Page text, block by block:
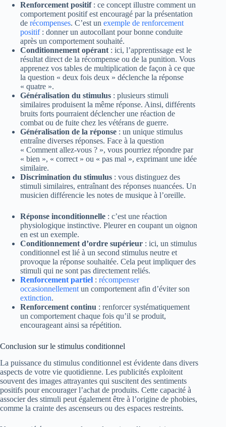
Renforcement positif: ce concept illustre comment un
comportement positif est encouragé par la présentation
de récompenses. C’est un exemple de renforcement
positif: donner un autocollant pour bonne conduite
après un comportement souhaité.
Conditionnement opérant : ici, l’apprentissage est le
résultat direct de la récompense ou de la punition. Vous
apprenez vos tables de multiplication de façon à ce que
la question « deux fois deux » déclenche la réponse
« quatre ».
Généralisation du stimulus : plusieurs stimuli
similaires produisent la même réponse. Ainsi, différents
bruits forts pourraient déclencher une réaction de
combat ou de fuite chez les vétérans de guerre.
Généralisation de la réponse : un unique stimulus
entraîne diverses réponses. Face à la question
« Comment allez-vous ? », vous pourriez répondre par
« bien », « correct » ou « pas mal », exprimant une idée
similaire.
Discrimination du stimulus : vous distinguez des
stimuli similaires, entraînant des réponses nuancées. Un
musicien différencie les notes de musique à l’oreille.
Réponse inconditionnelle : c’est une réaction
physiologique instinctive. Pleurer en coupant un oignon
en est un exemple.
Conditionnement d’ordre supérieur : ici, un stimulus
conditionnel est lié à un second stimulus neutre et
provoque la réponse souhaitée. Cela peut impliquer des
stimuli qui ne sont pas directement reliés.
Renforcement partiel : récompenser
occasionnellement un comportement afin d’éviter son
extinction.
Renforcement continu : renforcer systématiquement
un comportement chaque fois qu’il se produit,
encourageant ainsi sa répétition.
Conclusion sur le stimulus conditionnel
La puissance du stimulus conditionnel est évidente dans divers
aspects de votre vie quotidienne. Les publicités exploitent
souvent des images attrayantes qui suscitent des sentiments
positifs pour encourager l’achat de produits. Cette capacité à
associer des stimuli peut également être à l’origine de phobies,
comme la crainte des ascenseurs ou des espaces restreints.